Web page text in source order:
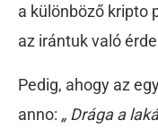
a különböző kripto
az irántuk való
Pedig, ahogy az
anno: „ Drága a